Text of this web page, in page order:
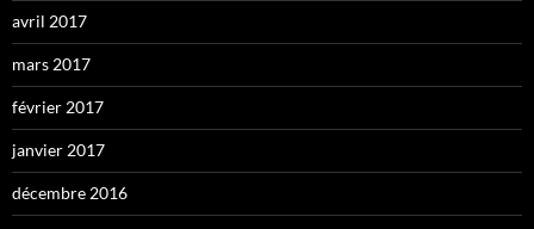
avril 2017
mars 2017
février 2017
janvier 2017
décembre 2016